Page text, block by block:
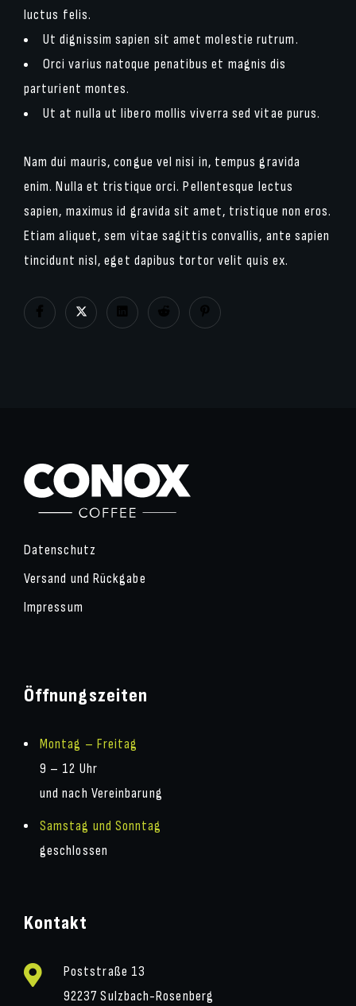
luctus felis.
Ut dignissim sapien sit amet molestie rutrum.
Orci varius natoque penatibus et magnis dis
parturient montes.
Ut at nulla ut libero mollis viverra sed vitae purus.
Nam dui mauris, congue vel nisi in, tempus gravida
enim. Nulla et tristique orci. Pellentesque lectus
sapien, maximus id gravida sit amet, tristique non eros.
Etiam aliquet, sem vitae sagittis convallis, ante sapien
tincidunt nisl, eget dapibus tortor velit quis ex.
Datenschutz
Versand und Rückgabe
Impressum
Öffnungszeiten
Montag – Freitag
9 – 12 Uhr
und nach Vereinbarung
Samstag und Sonntag
geschlossen
Kontakt
Poststraße 13
92237 Sulzbach-Rosenberg